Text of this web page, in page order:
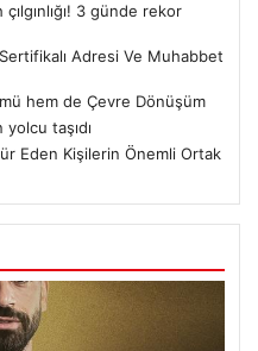
3 günde rekor
Adresi Ve Muhabbet
hem de Çevre Dönüşüm
taşıdı
Eden Kişilerin Önemli Ortak